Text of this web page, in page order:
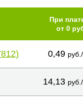
При
от 0
0,49
14,13